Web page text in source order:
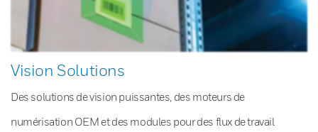
Vision Solutions
Des solutions de vision puissantes, des moteurs de
numérisation OEM et des modules pour des flux de travail